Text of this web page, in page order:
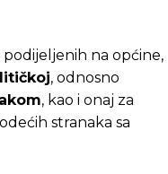
podijeljenih na općine,
, odnosno
, kao i onaj za
stranaka sa